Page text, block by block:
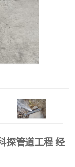
探管道工程 经